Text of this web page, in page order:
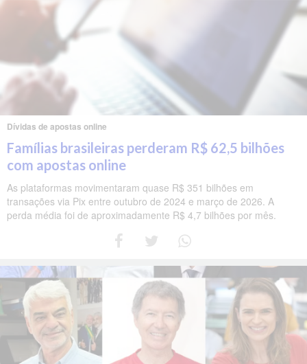
Dívidas de apostas online
Famílias brasileiras perderam R$ 62,5 bilhões
com apostas online
As plataformas movimentaram quase R$ 351 bilhões em
transações via Pix entre outubro de 2024 e março de 2026. A
perda média foi de aproximadamente R$ 4,7 bilhões por mês.